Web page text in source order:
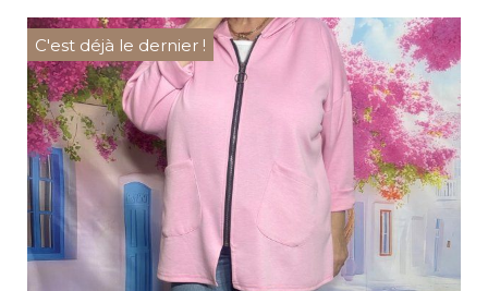
C'est déjà le dernier !